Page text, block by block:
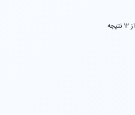
لذا متقاضیان واجد شرایط حداکثر تا پایان